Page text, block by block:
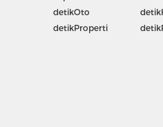
detikOto
detikProperti